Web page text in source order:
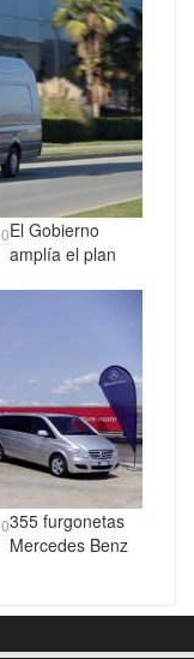
0El Gobierno
amplía el plan
0355 furgonetas
Mercedes Benz